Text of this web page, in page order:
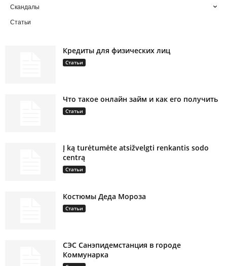
Скандалы
Статьи
Кредиты для физических лиц
Статьи
Что такое онлайн займ и как его получить
Статьи
Į ką turėtumėte atsižvelgti renkantis sodo
centrą
Статьи
Костюмы Деда Мороза
Статьи
СЭС Санэпидемстанция в городе
Коммунарка